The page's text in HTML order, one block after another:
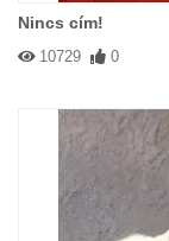
Nincs cím!
10729 0